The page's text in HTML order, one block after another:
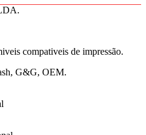
312Y)
compativeis de impressão.
G&G, OEM.